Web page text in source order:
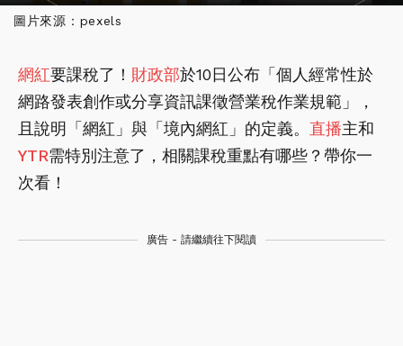
圖片來源：pexels
網紅要課稅了！ 財政部於10日公布「個人經常性於
網路發表創作或分享資訊課徵營業稅作業規範」，
且說明「網紅」與「境內網紅」的定義。 直播主和
YTR需特別注意了，相關課稅重點有哪些？帶你一
次看！
廣告 - 請繼續往下閱讀